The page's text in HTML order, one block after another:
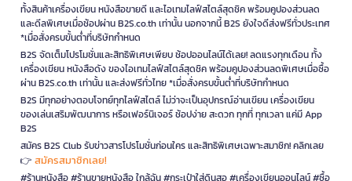
ทั้งสินค้าเครื่องเขียน หนังสือขายดี และไอเทมไลฟ์สไตล์สุดชิค พร้อมคูปองส่วนลด
และดีลพิเศษเมื่อช้อปผ่าน B2S.co.th เท่านั้น นอกจากนี้ B2S ยังใจดีส่งฟรีทั่วประเทศ
*เมื่อสั่งครบขั้นต่ำที่บริษัทกำหนด
B2S จัดเต็มโปรโมชั่นและสิทธิพิเศษเพียบ ช้อปออนไลน์ได้เลย! ลดแรงทุกเดือน ทั้ง
เครื่องเขียน หนังสือดัง ของไอเทมไลฟ์สไตล์สุดชิค พร้อมคูปองส่วนลดพิเศษเมื่อซื้อ
ผ่าน B2S.co.th เท่านั้น และส่งฟรีทั่วไทย *เมื่อสั่งครบขั้นต่ำที่บริษัทกำหนด
B2S มีทุกอย่างตอบโจทย์ทุกไลฟ์สไตล์ ไม่ว่าจะเป็นอุปกรณ์อ่านเขียน เครื่องเขียน
ของเล่นเสริมพัฒนาการ หรือเฟอร์นิเจอร์ ช้อปง่าย สะดวก ทุกที่ ทุกเวลา แค่มี App
B2S
สมัคร B2S Club รับข่าวสารโปรโมชั่นก่อนใคร และสิทธิพิเศษเฉพาะสมาชิก! คลิกเลย
👉 สมัครสมาชิกเลย!
#ร้านหนังสือ #ร้านขายหนังสือ ใกล้ฉัน #กระเป๋าใส่ดินสอ #เครื่องเขียนออนไลน์ #ซื้อ